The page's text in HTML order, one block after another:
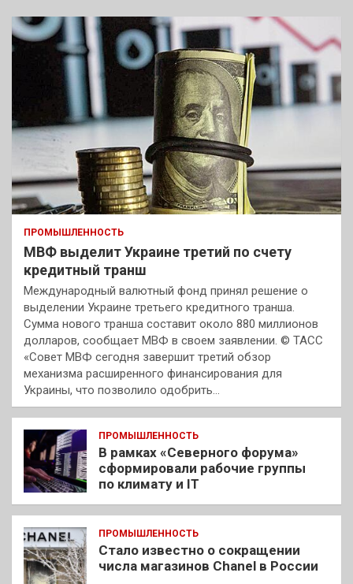
ПРОМЫШЛЕННОСТЬ
МВФ выделит Украине третий по счету
кредитный транш
Международный валютный фонд принял решение о
выделении Украине третьего кредитного транша.
Сумма нового транша составит около 880 миллионов
долларов, сообщает МВФ в своем заявлении. © ТАСС
«Совет МВФ сегодня завершит третий обзор
механизма расширенного финансирования для
Украины, что позволило одобрить…
ПРОМЫШЛЕННОСТЬ
В рамках «Северного форума»
сформировали рабочие группы
по климату и IT
ПРОМЫШЛЕННОСТЬ
Стало известно о сокращении
числа магазинов Chanel в России